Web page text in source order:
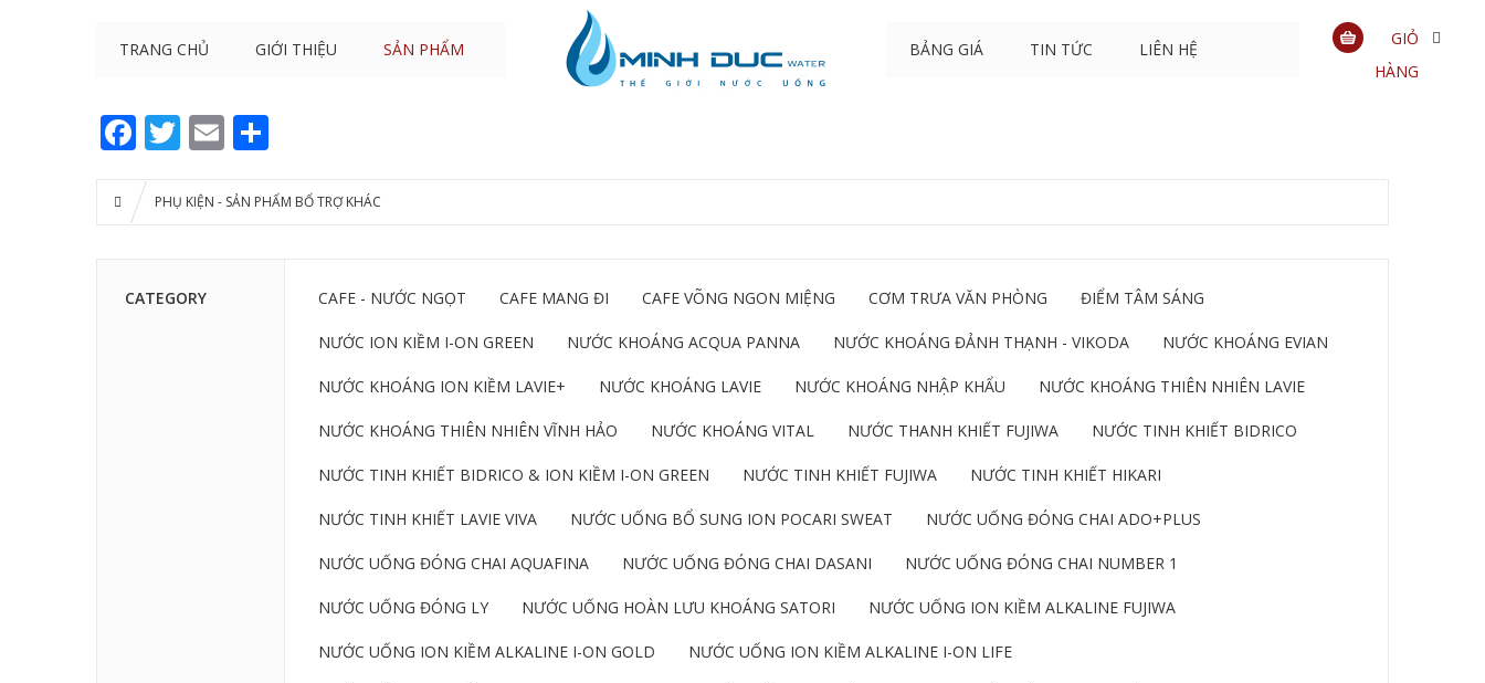
TRANG CHỦ GIỚI THIỆU SẢN PHẨM BẢNG GIÁ TIN TỨC LIÊN HỆ
GIỎ
HÀNG
Facebook
Twitter
Email
PHỤ KIỆN - SẢN PHẨM BỔ TRỢ KHÁC
CATEGORY CAFE - NƯỚC NGỌT CAFE MANG ĐI CAFE VÕNG NGON MIỆNG CƠM TRƯA VĂN PHÒNG ĐIỂM TÂM SÁNG
NƯỚC ION KIỀM I-ON GREEN NƯỚC KHOÁNG ACQUA PANNA NƯỚC KHOÁNG ĐẢNH THẠNH - VIKODA NƯỚC KHOÁNG EVIAN
NƯỚC KHOÁNG ION KIỀM LAVIE+ NƯỚC KHOÁNG LAVIE NƯỚC KHOÁNG NHẬP KHẨU NƯỚC KHOÁNG THIÊN NHIÊN LAVIE
NƯỚC KHOÁNG THIÊN NHIÊN VĨNH HẢO NƯỚC KHOÁNG VITAL NƯỚC THANH KHIẾT FUJIWA NƯỚC TINH KHIẾT BIDRICO
NƯỚC TINH KHIẾT BIDRICO & ION KIỀM I-ON GREEN NƯỚC TINH KHIẾT FUJIWA NƯỚC TINH KHIẾT HIKARI
NƯỚC TINH KHIẾT LAVIE VIVA NƯỚC UỐNG BỔ SUNG ION POCARI SWEAT NƯỚC UỐNG ĐÓNG CHAI ADO+PLUS
NƯỚC UỐNG ĐÓNG CHAI AQUAFINA NƯỚC UỐNG ĐÓNG CHAI DASANI NƯỚC UỐNG ĐÓNG CHAI NUMBER 1
NƯỚC UỐNG ĐÓNG LY NƯỚC UỐNG HOÀN LƯU KHOÁNG SATORI NƯỚC UỐNG ION KIỀM ALKALINE FUJIWA
NƯỚC UỐNG ION KIỀM ALKALINE I-ON GOLD NƯỚC UỐNG ION KIỀM ALKALINE I-ON LIFE